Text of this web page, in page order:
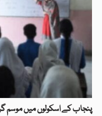
پنجاب کے اسکولوں میں موسم